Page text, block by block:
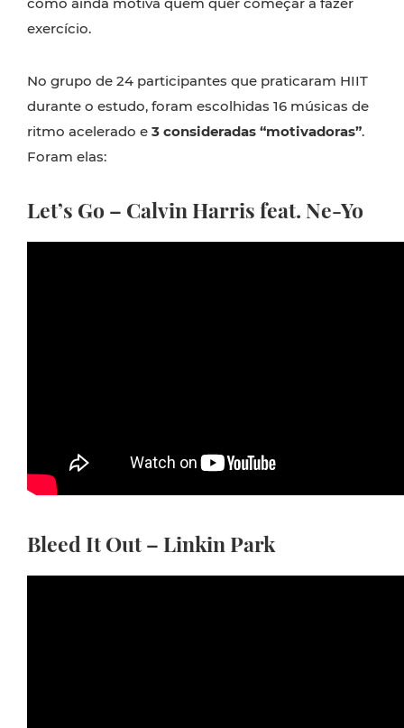
exercício.
No grupo de 24 participantes que praticaram HIIT
durante o estudo, foram escolhidas 16 músicas de
ritmo acelerado e 3 consideradas “motivadoras”.
Foram elas:
Let’s Go – Calvin Harris feat. Ne-Yo
Bleed It Out – Linkin Park